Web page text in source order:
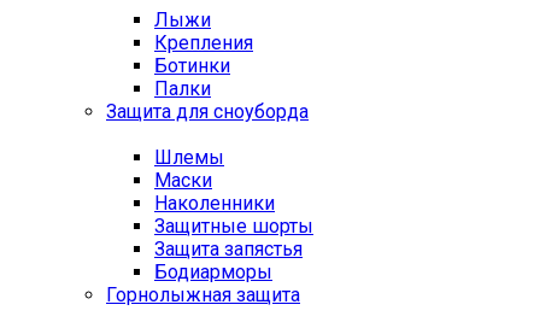
Лыжи
Крепления
Ботинки
Палки
Защита для сноуборда
Шлемы
Маски
Наколенники
Защитные шорты
Защита запястья
Бодиарморы
Горнолыжная защита